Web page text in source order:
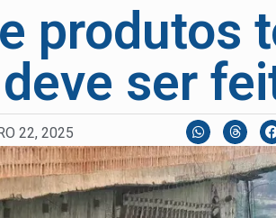
produtos
ser
22, 2025